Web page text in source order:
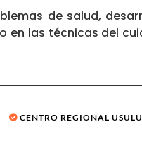
de salud,
en las técnicas del
CENTRO REGIONAL